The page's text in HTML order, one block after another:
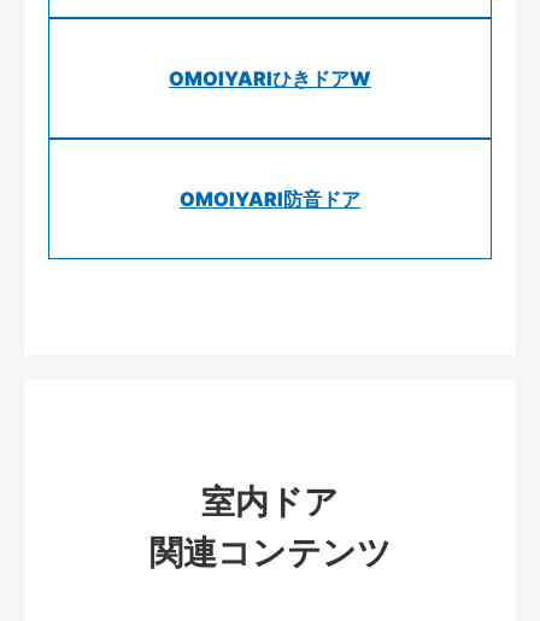
OMOIYARIひきドアW
OMOIYARI防音ドア
室内ドア
関連コンテンツ